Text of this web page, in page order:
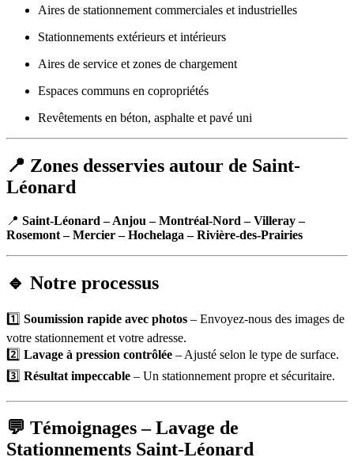
Aires de stationnement commerciales et industrielles
Stationnements extérieurs et intérieurs
Aires de service et zones de chargement
Espaces communs en copropriétés
Revêtements en béton, asphalte et pavé uni
📍 Zones desservies autour de Saint-
Léonard
📍 Saint-Léonard – Anjou – Montréal-Nord – Villeray –
Rosemont – Mercier – Hochelaga – Rivière-des-Prairies
🔹 Notre processus
1️⃣ Soumission rapide avec photos – Envoyez-nous des images de
votre stationnement et votre adresse.
2️⃣ Lavage à pression contrôlée – Ajusté selon le type de surface.
3️⃣ Résultat impeccable – Un stationnement propre et sécuritaire.
💬 Témoignages – Lavage de
Stationnements Saint-Léonard